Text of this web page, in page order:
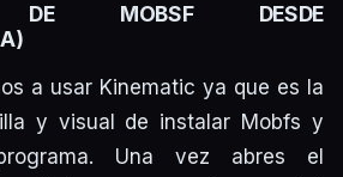
DE MOBSF DESDE
a usar Kinematic ya que es la
y visual de instalar Mobfs y
Una vez abres el